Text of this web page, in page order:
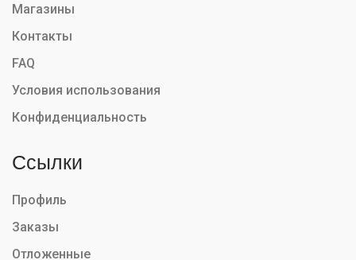
Магазины
Контакты
FAQ
Условия использования
Конфиденциальность
Ссылки
Профиль
Заказы
Отложенные